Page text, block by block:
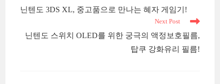
articles
닌텐도 3DS XL, 중고품으로 만나는 혜자 게임기!
Next Post
닌텐도 스위치 OLED를 위한 궁극의 액정보호필름,
탑쿠 강화유리 필름!